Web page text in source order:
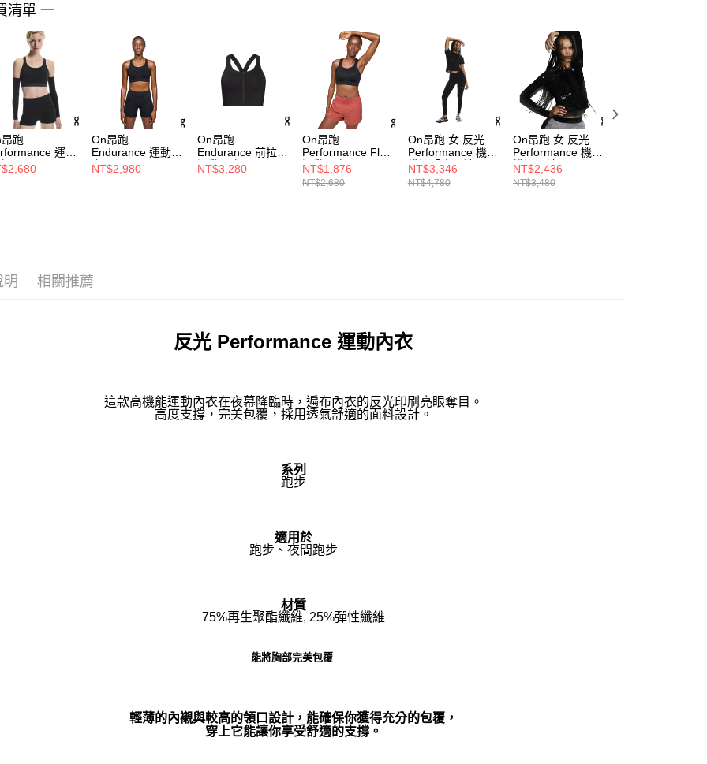
清單 一
跑
運動
黑
On昂跑
Endurance 運動內
衣 黑
NT$2,980
On昂跑
Endurance 前拉鍊
運動內衣 黑
NT$3,280
On昂跑
Performance Flex
運動內衣 黑
NT$1,876
NT$2,680
On昂跑 女 反光
Performance 機能
排汗緊身長褲 黑
NT$3,346
NT$4,780
On昂跑 女 反光
Performance 機能
排汗長袖 黑
NT$2,436
NT$3,480
明 相關推薦
反光 Performance 運動內衣
這款高機能運動內衣在夜幕降臨時，遍布內衣的反光印刷亮眼奪目。
高度支撐，完美包覆，採用透氣舒適的面料設計。
系列
跑步
適用於
跑步、夜間跑步
材質
75%再生聚酯纖維, 25%彈性纖維
能將胸部完美包覆
輕薄的內襯與較高的領口設計，能確保你獲得充分的包覆，
穿上它能讓你享受舒適的支撐。